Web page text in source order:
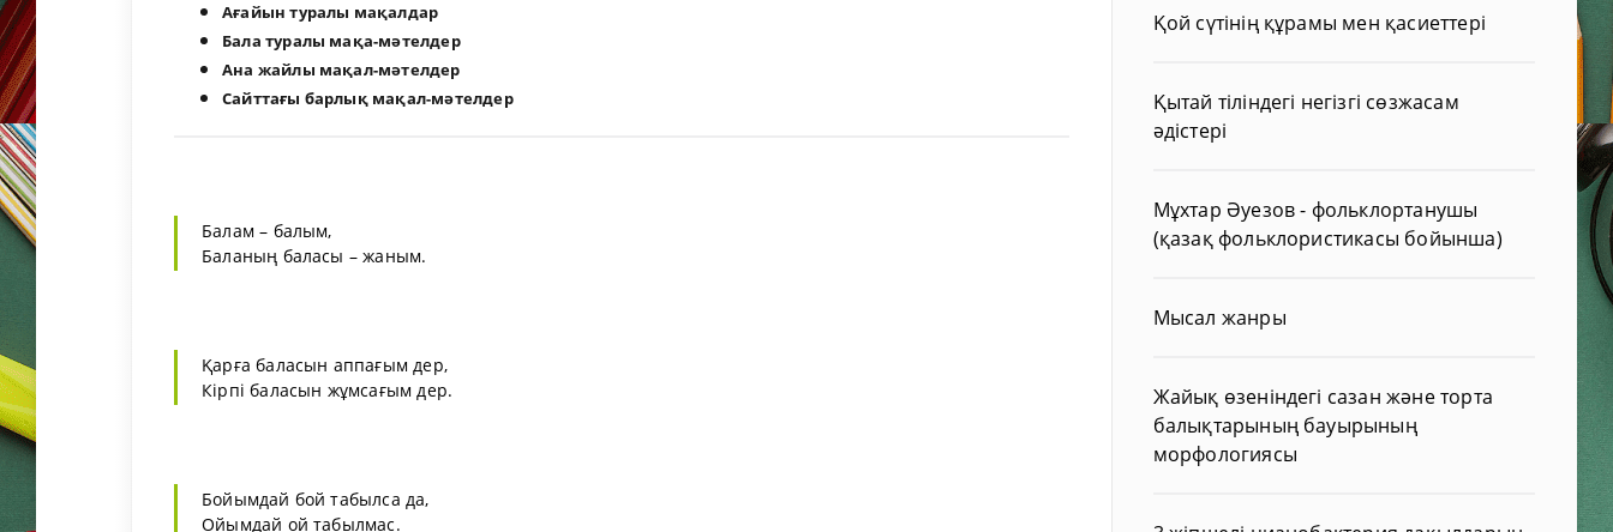
Ағайын туралы мақалдар
Бала туралы мақа-мәтелдер
Ана жайлы мақал-мәтелдер
Сайттағы барлық мақал-мәтелдер
Балам – балым,
Баланың баласы – жаным.
Қарға баласын аппағым дер,
Кірпі баласын жұмсағым дер.
Бойымдай бой табылса да,
Ойымдай ой табылмас.
Қой сүтінің құрамы мен қасиеттері
Қытай тіліндегі негізгі сөзжасам
әдістері
Мұхтар Әуезов - фольклортанушы
(қазақ фольклористикасы бойынша)
Мысал жанры
Жайық өзеніндегі сазан және торта
балықтарының бауырының
морфологиясы